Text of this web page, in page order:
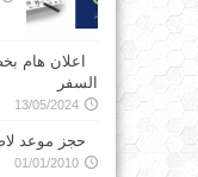
اعلان هام
السفر
13/05/2024
حجز موعد
01/01/2010